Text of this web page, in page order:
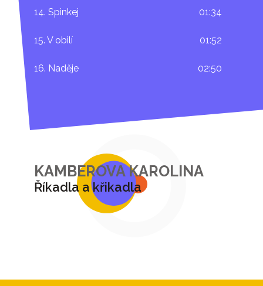
14. Spinkej 01:34
15. V obilí 01:52
16. Naděje 02:50
KAMBEROVA KAROLINA
Říkadla a křikadla